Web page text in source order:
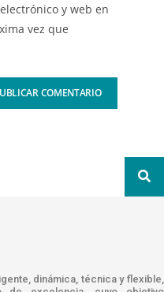
y web en
vez que
dinámica, técnica y flexible,